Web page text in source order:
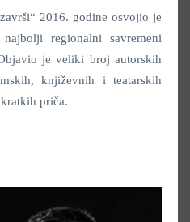
2016. godine osvojio je
regionalni savremeni
je veliki broj autorskih
književnih i teatarskih
priča.